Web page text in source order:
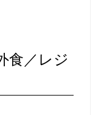
検索ができた
、全体的に非
食／レジ